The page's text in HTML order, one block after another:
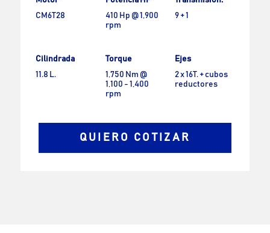
CM6T28
410 Hp @ 1,900
rpm
9 + 1
Cilindrada
11.8 L.
Torque
1,750 Nm @
1,100 - 1,400
rpm
Ejes
2 x 16T. + cubos
reductores
QUIERO COTIZAR